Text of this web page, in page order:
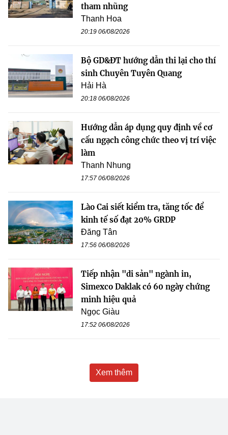
tham nhũng
Thanh Hoa
20:19 06/08/2026
Bộ GD&ĐT hướng dẫn thi lại cho thí
sinh Chuyên Tuyên Quang
Hải Hà
20:18 06/08/2026
Hướng dẫn áp dụng quy định về cơ
cấu ngạch công chức theo vị trí việc
làm
Thanh Nhung
17:57 06/08/2026
Lào Cai siết kiểm tra, tăng tốc để
kinh tế số đạt 20% GRDP
Đăng Tân
17:56 06/08/2026
Tiếp nhận "di sản" ngành in,
Simexco Daklak có 60 ngày chứng
minh hiệu quả
Ngọc Giàu
17:52 06/08/2026
Xem thêm